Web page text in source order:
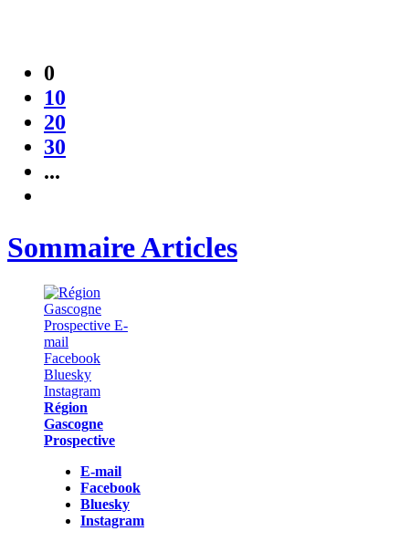
0
10
20
30
...
Sommaire Articles
Région
Gascogne
Prospective
E-mail
Facebook
Bluesky
Instagram